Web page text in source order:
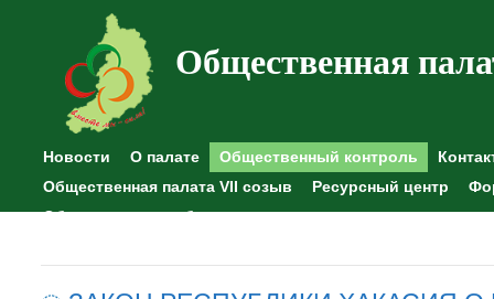
Общественная
Новости О палате Общественный контроль
Общественная палата VII созыв
Ресурсный центр
Общественные наблюдения